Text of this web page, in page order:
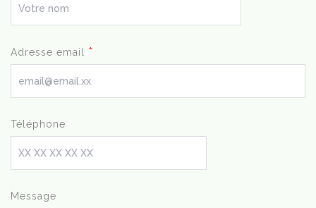
Adresse email *
Téléphone
Message